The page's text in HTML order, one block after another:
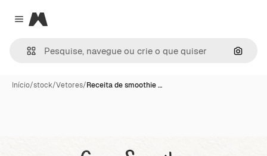
Close menu
Magnific
Início/stock/Vetores/Receita de smoothie …